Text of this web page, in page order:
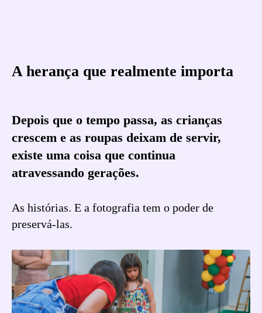
A herança que realmente importa
Depois que o tempo passa, as crianças
crescem e as roupas deixam de servir,
existe uma coisa que continua
atravessando gerações.
As histórias. E a fotografia tem o poder de
preservá-las.